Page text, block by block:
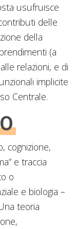
usufruisce
delle
della
(a
relazioni, e di
implicite
Centrale.
cognizione,
e traccia
o
e biologia –
teoria